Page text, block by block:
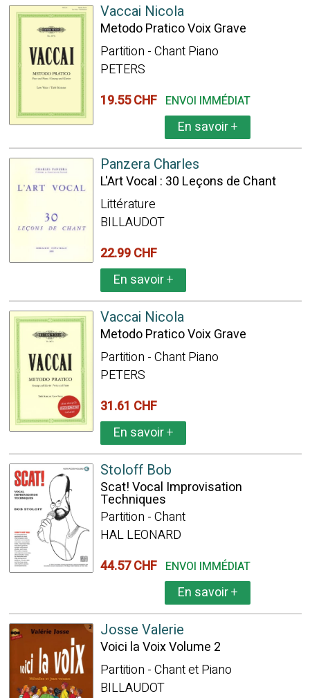
Vaccai Nicola
Metodo Pratico Voix Grave
Partition - Chant Piano
PETERS
19.55 CHF ENVOI IMMÉDIAT
En savoir+
Panzera Charles
L'Art Vocal : 30 Leçons de Chant
Littérature
BILLAUDOT
22.99 CHF
En savoir+
Vaccai Nicola
Metodo Pratico Voix Grave
Partition - Chant Piano
PETERS
31.61 CHF
En savoir+
Stoloff Bob
Scat! Vocal Improvisation
Techniques
Partition - Chant
HAL LEONARD
44.57 CHF ENVOI IMMÉDIAT
En savoir+
Josse Valerie
Voici la Voix Volume 2
Partition - Chant et Piano
BILLAUDOT